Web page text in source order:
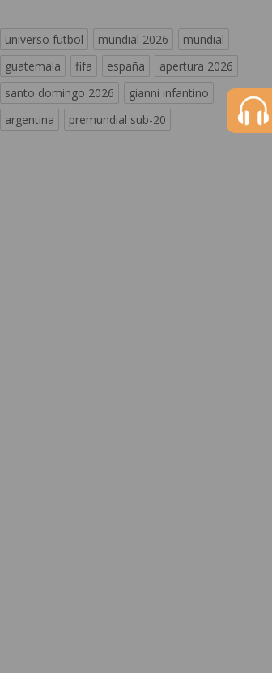
universo futbol mundial 2026
mundial
guatemala
fifa españa
apertura 2026
santo domingo 2026
gianni infantino
argentina
premundial sub-20